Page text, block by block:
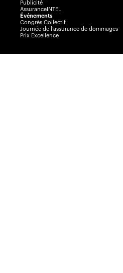
Publicité
AssuranceINTEL
Événements
Congrès Collectif
Journée de l’assurance de dommages
Prix Excellence